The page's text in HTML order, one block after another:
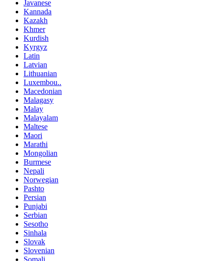
Javanese
Kannada
Kazakh
Khmer
Kurdish
Kyrgyz
Latin
Latvian
Lithuanian
Luxembou..
Macedonian
Malagasy
Malay
Malayalam
Maltese
Maori
Marathi
Mongolian
Burmese
Nepali
Norwegian
Pashto
Persian
Punjabi
Serbian
Sesotho
Sinhala
Slovak
Slovenian